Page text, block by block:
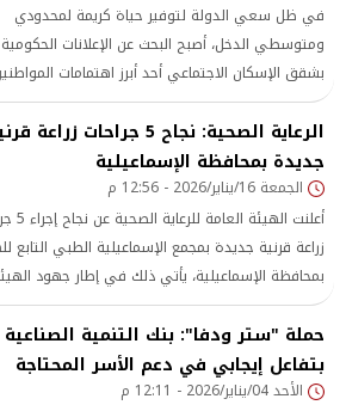
في ظل سعي الدولة لتوفير حياة كريمة لمحدودي
ومتوسطي الدخل، أصبح البحث عن الإعلانات
بشقق الإسكان الاجتماعي أحد أبرز اهتمامات
هذه الجهود ضمن المبادرة الرئاسية «سكن لكل
التي تسعى إلى تيسير الحصول على وحدات سكنية
بأسعار مناسبة وأنظمة سداد ميسرة، بما يسهم في
الأعباء المعيشية وتحقيق الاستقرار الأسري. موجة
الطرح في 2026
الرعاية الصحية: نجاح 5 جراحات زراعة
جديدة بمحافظة الإسماعيلية
الجمعة 16/يناير/2026 - 12:56 م
أعلنت
زراعة قرنية جديدة بمجمع الإسماعيلية الطبي التابع
بمحافظة الإسماعيلية، يأتي ذلك في إطار جهود
المستمرة لتوطين الجراحات الدقيقة داخل المحافظات
حملة "ستر ودفا": بنك التنمية
بتفاعل إيجابي في دعم الأسر المحتاجة
الأحد 04/يناير/2026 - 12:11 م